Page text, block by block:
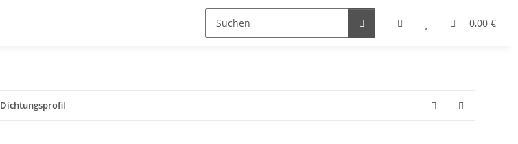
0,00 €
Dichtungsprofil